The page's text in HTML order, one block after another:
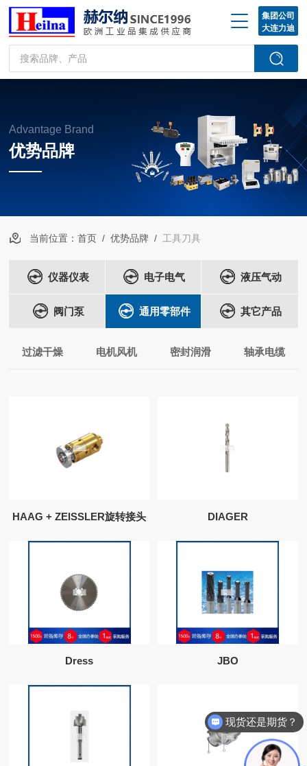
集团公司
大连力迪
Advantage Brand
优势品牌
当前位置：首页 /优势品牌 / 工具刀具
仪器仪表 电子电气 液压气动
阀门泵 通用零部件 其它产品
过滤干燥 电机风机 密封润滑 轴承电缆
HAAG + ZEISSLER旋转接头 DIAGER
Dress JBO
现货还是期货？